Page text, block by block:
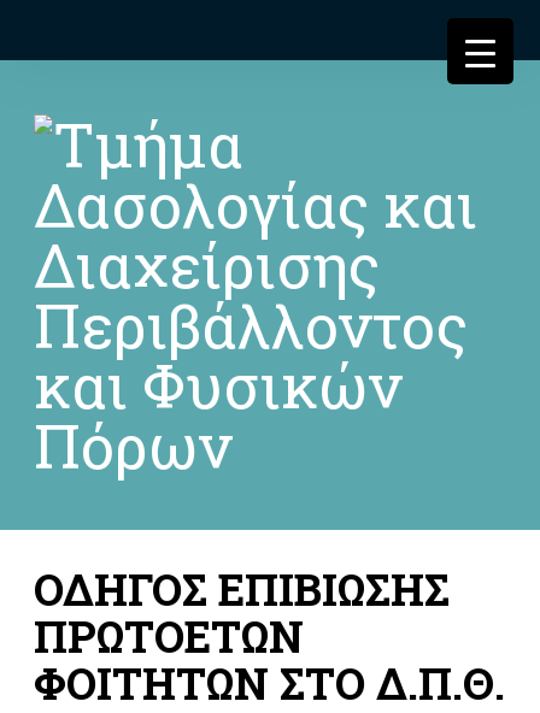
ΟΔΗΓΟΣ ΕΠΙΒΙΩΣΗΣ
ΠΡΩΤΟΕΤΩΝ
ΦΟΙΤΗΤΩΝ ΣΤΟ Δ.Π.Θ.